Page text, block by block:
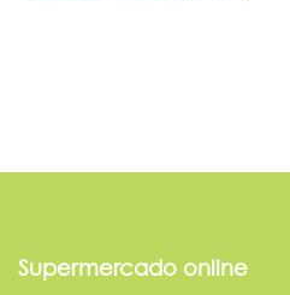
Supermercado online